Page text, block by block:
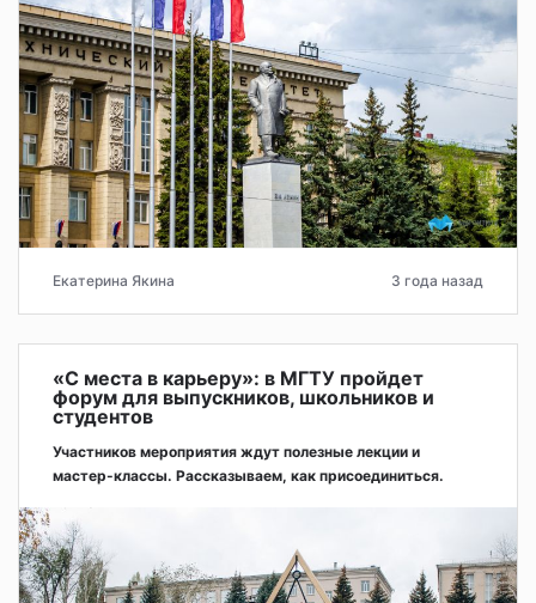
Екатерина Якина 3 года назад
«С места в карьеру»: в МГТУ пройдет
форум для выпускников, школьников и
студентов
Участников мероприятия ждут полезные лекции и
мастер-классы. Рассказываем, как присоединиться.